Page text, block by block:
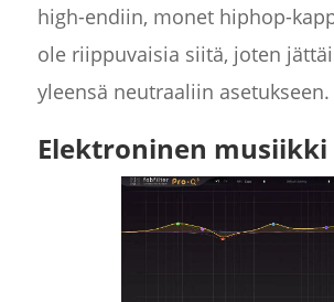
high-endiin, monet hiphop-
ole riippuvaisia siitä, joten
yleensä neutraaliin asetukseen.
Elektroninen musiikki